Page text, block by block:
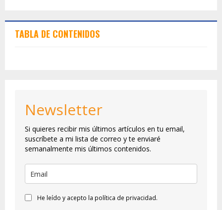
TABLA DE CONTENIDOS
Newsletter
Si quieres recibir mis últimos artículos en tu email,
suscríbete a mi lista de correo y te enviaré
semanalmente mis últimos contenidos.
He leído y acepto la política de privacidad.